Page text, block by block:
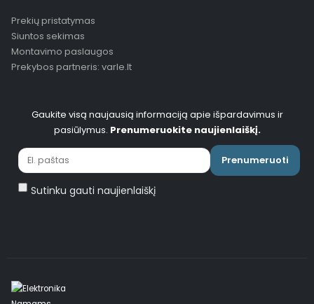
Prekių pristatymas
Siuntos sekimas
Montavimo paslaugos
Prekybos partneris: varle.lt
Gaukite visą naujausią informaciją apie išpardavimus ir
pasiūlymus. Prenumeruokite naujienlaiškį.
Prenumeruoti
Sutinku gauti naujienlaiškį